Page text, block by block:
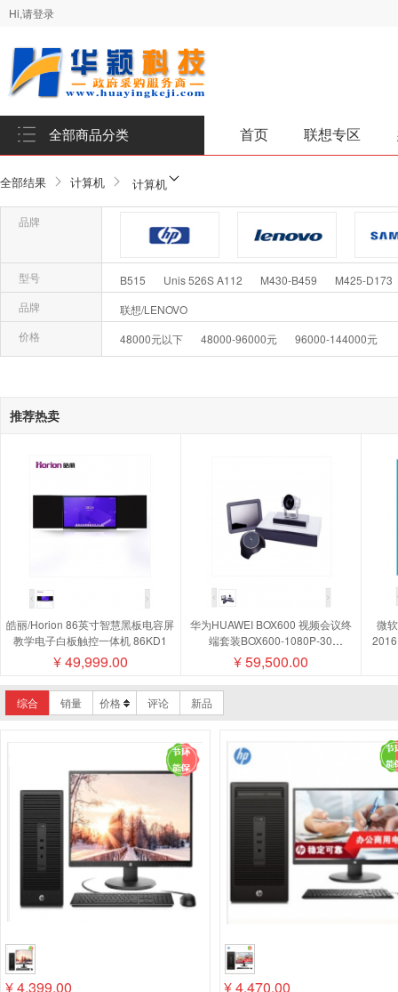
Hi,请登录
全部商品分类 首页 联想专区
全部结果 计算机 计算机
品牌
品牌-惠普/HP 品牌-联想/Lenovo
品牌-华硕 品牌-紫光 品
型号 B515 Unis 526S A112 M430-B459 M425-D173
M420-D058(C)
M430-B016 A730-D010 M428 M540-A719
ThinkCentre M730t-D278 M750e
Pro SFF 280 G9 Desktop PC Desktop Pro G6 MT
台式计算机 长城/GreatWall 世恒TD120A2
启天M455-N000 长城TD120A2 启天M420
aDesk-STD-200H-s 开天M90h G1t M650-A234
品牌 联想/LENOVO
价格 48000元以下 48000-96000元 96000-144000元
推荐热卖
皓丽/Horion 86英寸智慧黑板电容屏
教学电子白板触控一体机 86KD1
¥49,999.00
华为HUAWEI BOX600 视频会议终
端套装BOX600-1080P-30
camera200摄像机MIC500全向麦磁
盘阵列
¥59,500.00
微
综合 销量 价格 评论 新品
¥4,399.00 ¥4,470.00